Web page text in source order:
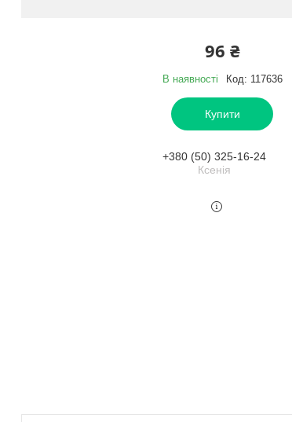
96 ₴
В наявності Код: 117636
Купити
+380 (50) 325-16-24
Ксенія